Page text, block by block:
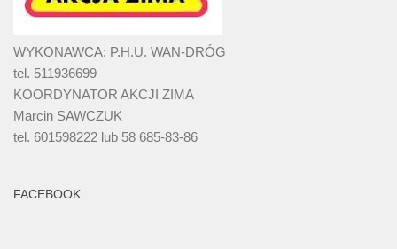
WYKONAWCA: P.H.U. WAN-DRÓG
tel. 511936699
KOORDYNATOR AKCJI ZIMA
Marcin SAWCZUK
tel. 601598222 lub 58 685-83-86
FACEBOOK